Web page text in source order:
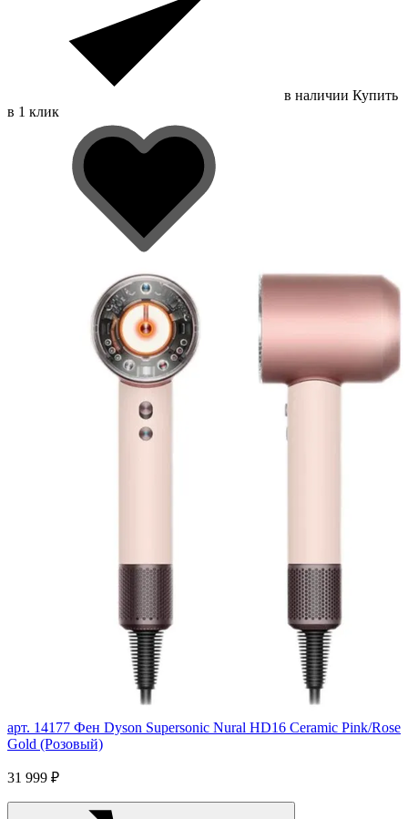
в наличии Купить
в 1 клик
арт. 14177 Фен Dyson Supersonic Nural HD16 Ceramic Pink/Rose
Gold (Розовый)
31 999 ₽